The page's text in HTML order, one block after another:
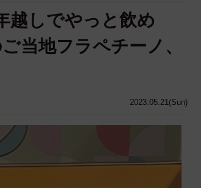
2023.05.21(Sun)
越しでやっと飲め
当地フラペチーノ、